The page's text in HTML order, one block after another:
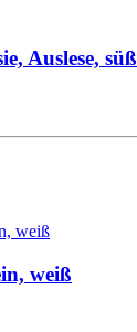
Auslese, süß
weiß